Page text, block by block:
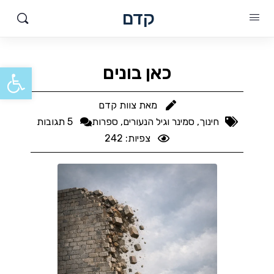
קדם
כאן בונים
מאת צוות קדם
חינוך, סמינר וגיל הנעורים,ספרות
5 תגובות
צפיות: 242
פתח